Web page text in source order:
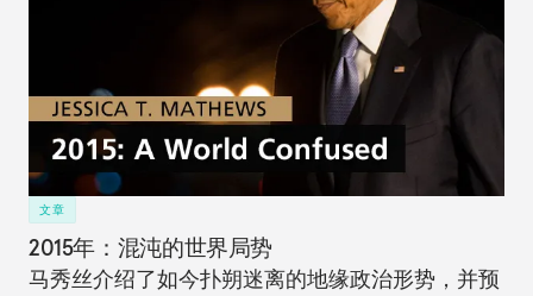
文章
2015年：混沌的世界局势
马秀丝介绍了如今扑朔迷离的地缘政治形势，并预